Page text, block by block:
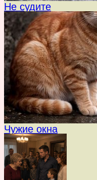
Не судите
Чужие окна